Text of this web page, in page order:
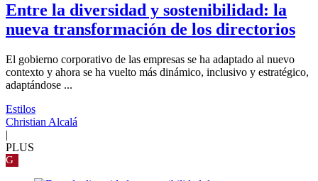
Entre la diversidad y sostenibilidad: la
nueva transformación de los directorios
El gobierno corporativo de las empresas se ha adaptado al nuevo
contexto y ahora se ha vuelto más dinámico, inclusivo y estratégico,
adaptándose ...
Estilos
Christian Alcalá
|
PLUS
G